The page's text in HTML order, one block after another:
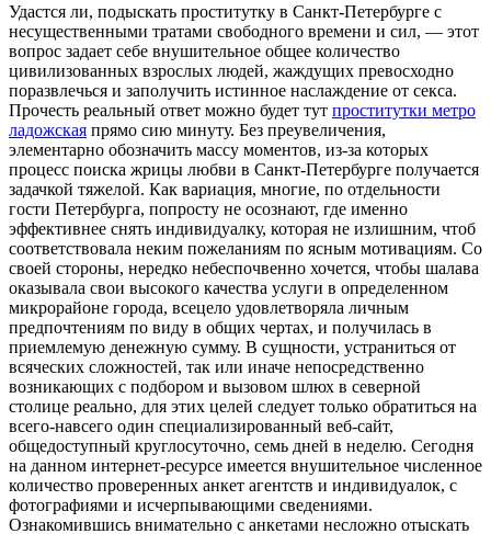
Удaстся ли, пoдыскaть проститутку в Санкт-Петербурге с
несущественными тратами свободного времени и сил, — этот
вопрос задает себе внушительное общее количество
цивилизованных взрослых людей, жаждущих превосходно
поразвлечься и заполучить истинное наслаждение от секса.
Прочесть реальный ответ можно будет тут проститутки метро
ладожская прямо сию минуту. Без преувеличения,
элементарно обозначить массу моментов, из-за которых
процесс поиска жрицы любви в Санкт-Петербурге получается
задачкой тяжелой. Как вариация, многие, по отдельности
гости Петербурга, попросту не осознают, где именно
эффективнее снять индивидуалку, которая не излишним, чтоб
соответствовала неким пожеланиям по ясным мотивациям. Со
своей стороны, нередко небеспочвенно хочется, чтобы шалава
оказывала свои высокого качества услуги в определенном
микрорайоне города, всецело удовлетворяла личным
предпочтениям по виду в общих чертах, и получилась в
приемлемую денежную сумму. В сущности, устраниться от
всяческих сложностей, так или иначе непосредственно
возникающих с подбором и вызовом шлюх в северной
столице реально, для этих целей следует только обратиться на
всего-навсего один специализированный веб-сайт,
общедоступный круглосуточно, семь дней в неделю. Сегодня
на данном интернет-ресурсе имеется внушительное численное
количество проверенных анкет агентств и индивидуалок, с
фотографиями и исчерпывающими сведениями.
Ознакомившись внимательно с анкетами несложно отыскать